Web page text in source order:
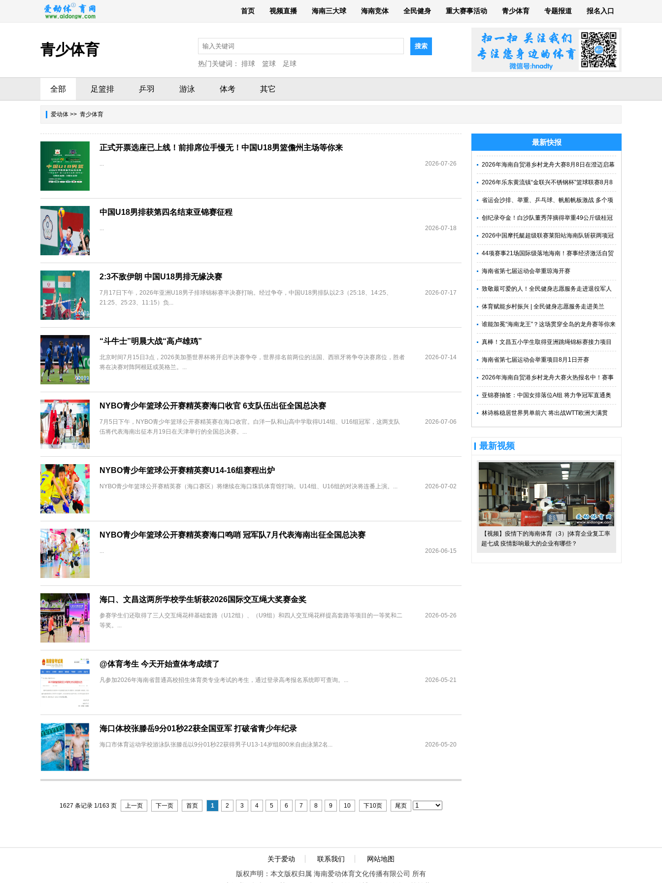
首页 视频直播 海南三大球 海南竞体 全民健身 重大赛事活动 青少体育 专题报道 报名入口
青少体育
热门关键词： 排球 篮球 足球
全部 足篮排 乒羽 游泳 体考 其它
爱动体 >> 青少体育
正式开票选座已上线！前排席位手慢无！中国U18男篮儋州主场等你来
2026-07-26
...
中国U18男排获第四名结束亚锦赛征程
2026-07-18
...
2:3不敌伊朗 中国U18男排无缘决赛
2026-07-17
7月17日下午，2026年亚洲U18男子排球锦标赛半决赛打响。经过争夺，中国U18男排队以2:3（25:18、14:25、
21:25、25:23、11:15）负...
“斗牛士”明晨大战“高卢雄鸡”
2026-07-14
北京时间7月15日3点，2026美加墨世界杯将开启半决赛争夺，世界排名前两位的法国、西班牙将争夺决赛席位，胜者
将在决赛对阵阿根廷或英格兰。...
NYBO青少年篮球公开赛精英赛海口收官 6支队伍出征全国总决赛
2026-07-06
7月5日下午，NYBO青少年篮球公开赛精英赛在海口收官。白洋一队和山高中学取得U14组、U16组冠军，这两支队
伍将代表海南出征本月19日在天津举行的全国总决赛。...
NYBO青少年篮球公开赛精英赛U14-16组赛程出炉
2026-07-02
NYBO青少年篮球公开赛精英赛（海口赛区）将继续在海口珠玑体育馆打响。U14组、U16组的对决将连番上演。...
NYBO青少年篮球公开赛精英赛海口鸣哨 冠军队7月代表海南出征全国总决赛
2026-06-15
...
海口、文昌这两所学校学生斩获2026国际交互绳大奖赛金奖
2026-05-26
参赛学生们还取得了三人交互绳花样基础套路（U12组）、（U9组）和四人交互绳花样提高套路等项目的一等奖和二
等奖。...
@体育考生 今天开始查体考成绩了
2026-05-21
凡参加2026年海南省普通高校招生体育类专业考试的考生，通过登录高考报名系统即可查询。...
海口体校张滕岳9分01秒22获全国亚军 打破省青少年纪录
2026-05-20
海口市体育运动学校游泳队张滕岳以9分01秒22获得男子U13-14岁组800米自由泳第2名...
1627 条记录 1/163 页 上一页 下一页 首页 1 2 3 4 5 6 7 8 9 10 下10页 尾页
最新快报
2026年海南自贸港乡村龙舟大赛8月8日在澄迈启幕
2026年乐东黄流镇“金联兴不锈钢杯”篮球联赛8月8
日开打
省运会沙排、举重、乒乓球、帆船帆板激战 多个项
目冠军产生
创纪录夺金！白沙队董秀萍摘得举重49公斤级桂冠
2026中国摩托艇超级联赛莱阳站海南队斩获两项冠
军
44项赛事21场国际级落地海南！赛事经济激活自贸
港文体旅消费新动能
海南省第七届运动会举重琼海开赛
致敬最可爱的人！全民健身志愿服务走进退役军人
社区
体育赋能乡村振兴 | 全民健身志愿服务走进美兰
谁能加冕“海南龙王”？这场贯穿全岛的龙舟赛等你来
战！
真棒！文昌五小学生取得亚洲跳绳锦标赛接力项目
冠军
海南省第七届运动会举重项目8月1日开赛
2026年海南自贸港乡村龙舟大赛火热报名中！赛事
总奖金100万元
亚锦赛抽签：中国女排落位A组 将力争冠军直通奥
运会
林诗栋稳居世界男单前六 将出战WTT欧洲大满贯
最新视频
【视频】疫情下的海南体育（3）|体育企业复工率
超七成 疫情影响最大的企业有哪些？
关于爱动 联系我们
网站地图
版权声明：本文版权归属 海南爱动体育文化传播有限公司 所有